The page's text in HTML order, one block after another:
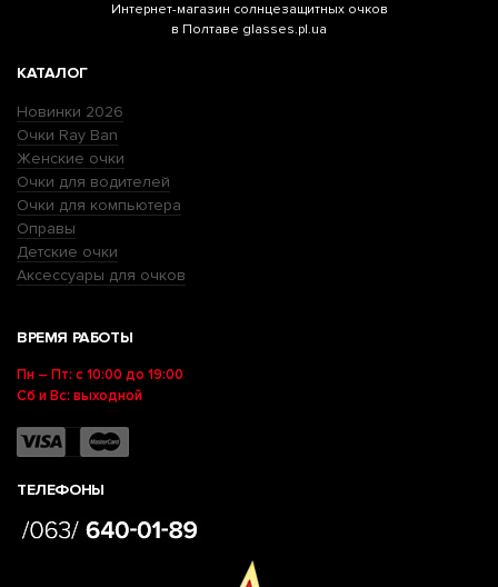
Интернет-магазин солнцезащитных очков
в Полтаве glasses.pl.ua
КАТАЛОГ
Новинки 2026
Очки Ray Ban
Женские очки
Очки для водителей
Очки для компьютера
Оправы
Детские очки
Аксессуары для очков
ВРЕМЯ РАБОТЫ
Пн – Пт: с 10:00 до 19:00
Сб и Вс: выходной
ТЕЛЕФОНЫ